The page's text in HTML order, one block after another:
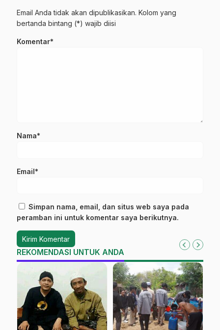
Email Anda tidak akan dipublikasikan. Kolom yang
bertanda bintang (*) wajib diisi
Komentar*
Nama*
Email*
Simpan nama, email, dan situs web saya pada
peramban ini untuk komentar saya berikutnya.
REKOMENDASI UNTUK ANDA